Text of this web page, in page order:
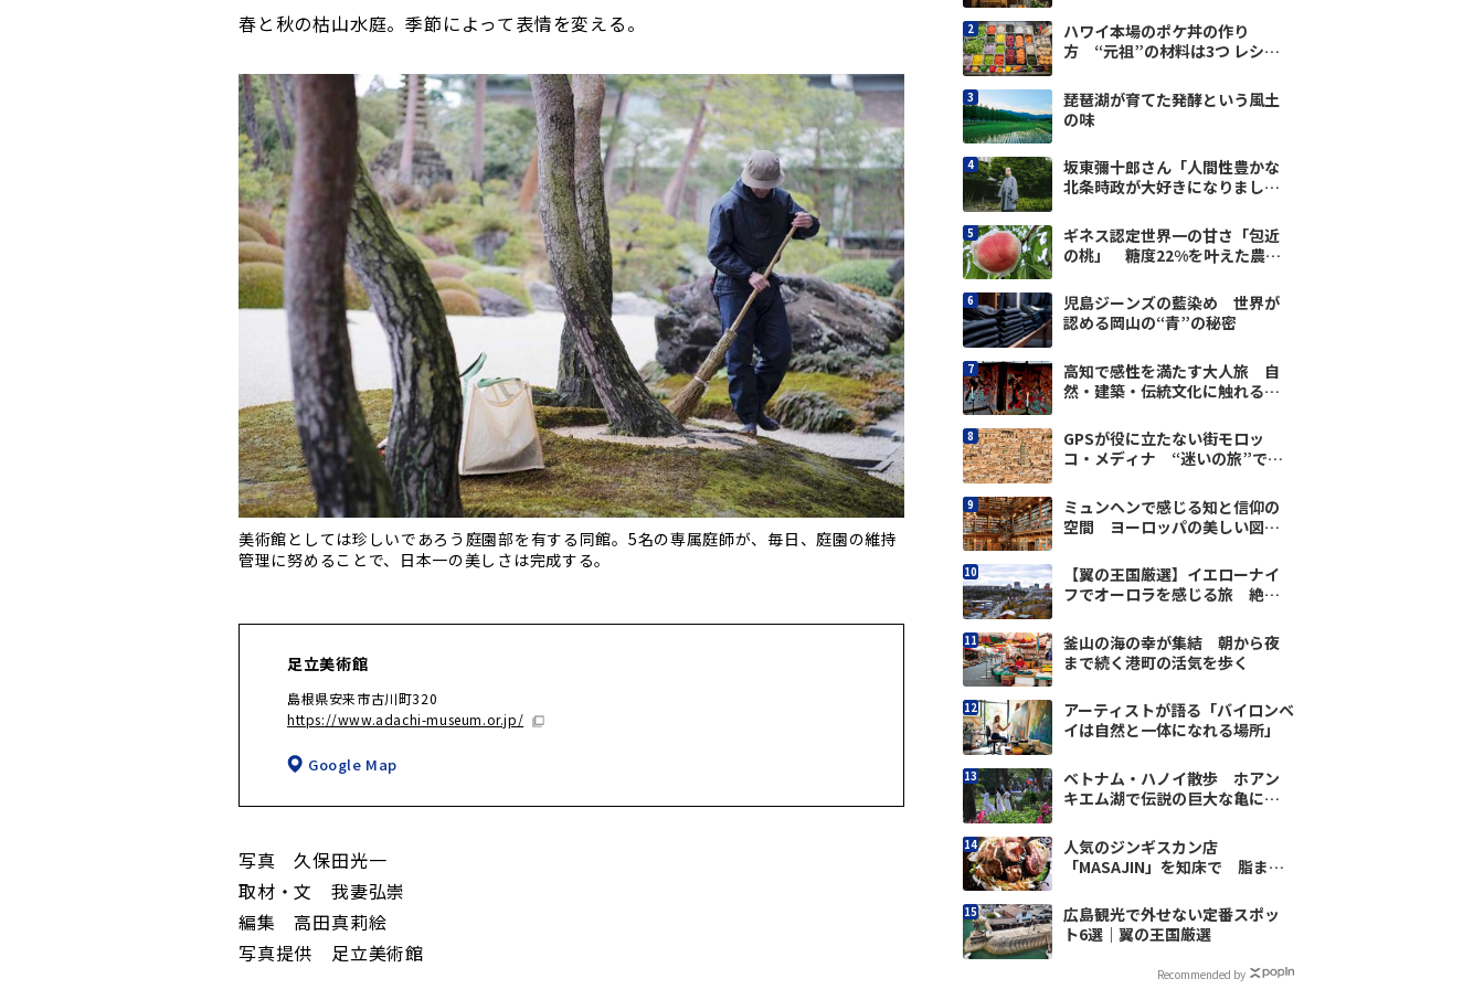
春と秋の枯山水庭。季節によって表情を変える。
美術館としては珍しいであろう庭園部を有する同館。5名の専属庭師が、毎日、庭園の維持
管理に努めることで、日本一の美しさは完成する。
足立美術館
島根県安来市古川町320
https://www.adachi-museum.or.jp/
Google Map
写真 久保田光一
取材・文 我妻弘崇
編集 高田真莉絵
写真提供 足立美術館
ハワイ本場のポケ丼の作り
方 “元祖”の材料は3つ レシピ
琵琶湖が育てた発酵という風土
の味
坂東彌十郎さん「人間性豊かな
北条時政が大好きになりまし
vol.3
ギネス認定世界一の甘さ「包近
の桃」 糖度22%を叶えた農家
児島ジーンズの藍染め 世界が
認める岡山の“青”の秘密
高知で感性を満たす大人旅 自
然・建築・伝統文化に触れる観
GPSが役に立たない街モロッ
コ・メディナ “迷いの旅”で見
ミュンヘンで感じる知と信仰の
空間 ヨーロッパの美しい図書
【翼の王国厳選】イエローナイ
フでオーロラを感じる旅 絶景
釜山の海の幸が集結 朝から夜
まで続く港町の活気を歩く
アーティストが語る「バイロンベ
イは自然と一体になれる場所」
ベトナム・ハノイ散歩 ホアン
キエム湖で伝説の巨大な亀に出
人気のジンギスカン店
「MASAJIN」を知床で 脂まで
広島観光で外せない定番スポッ
ト6選｜翼の王国厳選
Recommended by